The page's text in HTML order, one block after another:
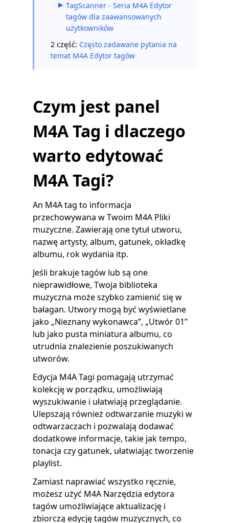
TagScanner - Seria M4A Edytor
tagów dla zaawansowanych
użytkowników
2 część: Często zadawane pytania na
temat M4A Edytor tagów
Czym jest panel
M4A Tag i dlaczego
warto edytować
M4A Tagi?
An M4A tag to informacja
przechowywana w Twoim M4A Pliki
muzyczne. Zawierają one tytuł utworu,
nazwę artysty, album, gatunek, okładkę
albumu, rok wydania itp.
Jeśli brakuje tagów lub są one
nieprawidłowe, Twoja biblioteka
muzyczna może szybko zamienić się w
bałagan. Utwory mogą być wyświetlane
jako „Nieznany wykonawca”, „Utwór 01”
lub jako pusta miniatura albumu, co
utrudnia znalezienie poszukiwanych
utworów.
Edycja M4A Tagi pomagają utrzymać
kolekcję w porządku, umożliwiają
wyszukiwanie i ułatwiają przeglądanie.
Ulepszają również odtwarzanie muzyki w
odtwarzaczach i pozwalają dodawać
dodatkowe informacje, takie jak tempo,
tonacja czy gatunek, ułatwiając tworzenie
playlist.
Zamiast naprawiać wszystko ręcznie,
możesz użyć M4A Narzędzia edytora
tagów umożliwiające aktualizację i
zbiorczą edycję tagów muzycznych, co